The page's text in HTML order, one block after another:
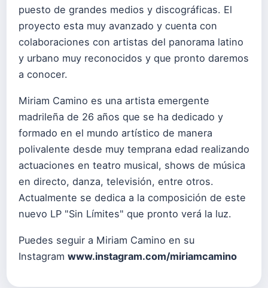
puesto de grandes medios y discográficas. El
proyecto esta muy avanzado y cuenta con
colaboraciones con artistas del panorama latino
y urbano muy reconocidos y que pronto daremos
a conocer.
Miriam Camino es una artista emergente
madrileña de 26 años que se ha dedicado y
formado en el mundo artístico de manera
polivalente desde muy temprana edad realizando
actuaciones en teatro musical, shows de música
en directo, danza, televisión, entre otros.
Actualmente se dedica a la composición de este
nuevo LP "Sin Límites" que pronto verá la luz.
Puedes seguir a Miriam Camino en su
Instagram www.instagram.com/miriamcamino